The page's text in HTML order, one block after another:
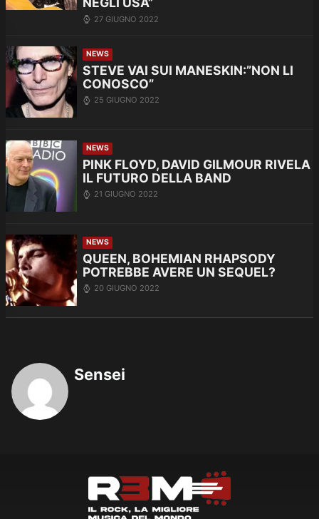
27 GIUGNO 2022
NEWS
STEVE VAI SUI MANESKIN:”NON LI
CONOSCO”
25 GIUGNO 2022
NEWS
PINK FLOYD, DAVID GILMOUR RIVELA
IL FUTURO DELLA BAND
21 GIUGNO 2022
NEWS
QUEEN, BOHEMIAN RHAPSODY
POTREBBE AVERE UN SEQUEL?
20 GIUGNO 2022
Sensei